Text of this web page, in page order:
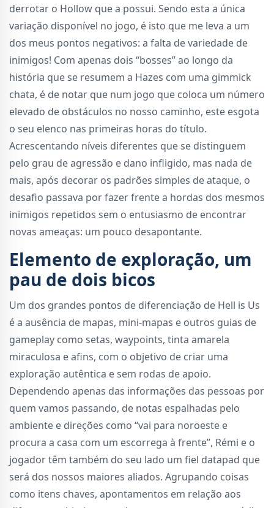
derrotar o Hollow que a possui. Sendo esta a única
variação disponível no jogo, é isto que me leva a um
dos meus pontos negativos: a falta de variedade de
inimigos! Com apenas dois “bosses” ao longo da
história que se resumem a Hazes com uma gimmick
chata, é de notar que num jogo que coloca um número
elevado de obstáculos no nosso caminho, este esgota
o seu elenco nas primeiras horas do título.
Acrescentando níveis diferentes que se distinguem
pelo grau de agressão e dano infligido, mas nada de
mais, após decorar os padrões simples de ataque, o
desafio passava por fazer frente a hordas dos mesmos
inimigos repetidos sem o entusiasmo de encontrar
novas ameaças: um pouco desapontante.
Elemento de exploração, um
pau de dois bicos
Um dos grandes pontos de diferenciação de Hell is Us
é a ausência de mapas, mini-mapas e outros guias de
gameplay como setas, waypoints, tinta amarela
miraculosa e afins, com o objetivo de criar uma
exploração autêntica e sem rodas de apoio.
Dependendo apenas das informações das pessoas por
quem vamos passando, de notas espalhadas pelo
ambiente e direções como “vai para noroeste e
procura a casa com um escorrega à frente”, Rémi e o
jogador têm também do seu lado um fiel datapad que
será dos nossos maiores aliados. Agrupando coisas
como itens chaves, apontamentos em relação aos